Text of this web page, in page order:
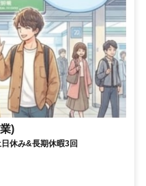
)
休み&長期休暇3回